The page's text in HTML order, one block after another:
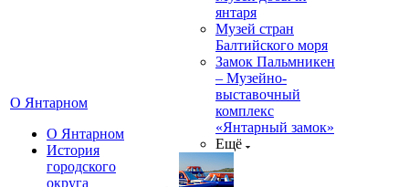
О Янтарном
О Янтарном
История
городского
округа
янтаря
Музей стран
Балтийского моря
Замок Пальмникен
– Музейно-
выставочный
комплекс
«Янтарный замок»
Ещё